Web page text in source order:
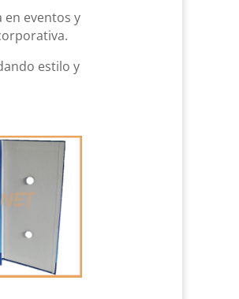
eventos y
estilo y